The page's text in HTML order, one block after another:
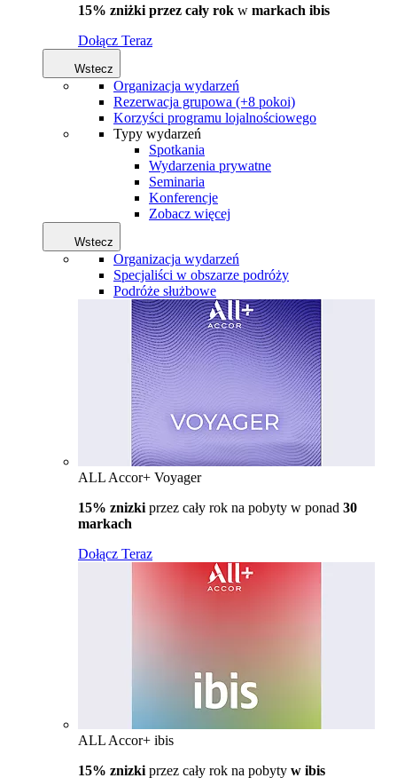
15% zniżki przez cały rok w markach ibis
Dołącz Teraz
Wstecz
Organizacja wydarzeń
Rezerwacja grupowa (+8 pokoi)
Korzyści programu lojalnościowego
Typy wydarzeń
Spotkania
Wydarzenia prywatne
Seminaria
Konferencje
Zobacz więcej
Wstecz
Organizacja wydarzeń
Specjaliści w obszarze podróży
Podróże służbowe
ALL Accor+ Voyager
15% znizki przez cały rok na pobyty w ponad 30
markach
Dołącz Teraz
ALL Accor+ ibis
15% znizki przez cały rok na pobyty w ibis